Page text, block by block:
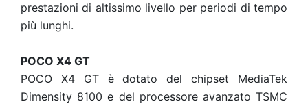
prestazioni di altissimo livello per periodi di tempo
più lunghi.
POCO X4 GT
POCO X4 GT è dotato del chipset MediaTek
Dimensity 8100 e del processore avanzato TSMC